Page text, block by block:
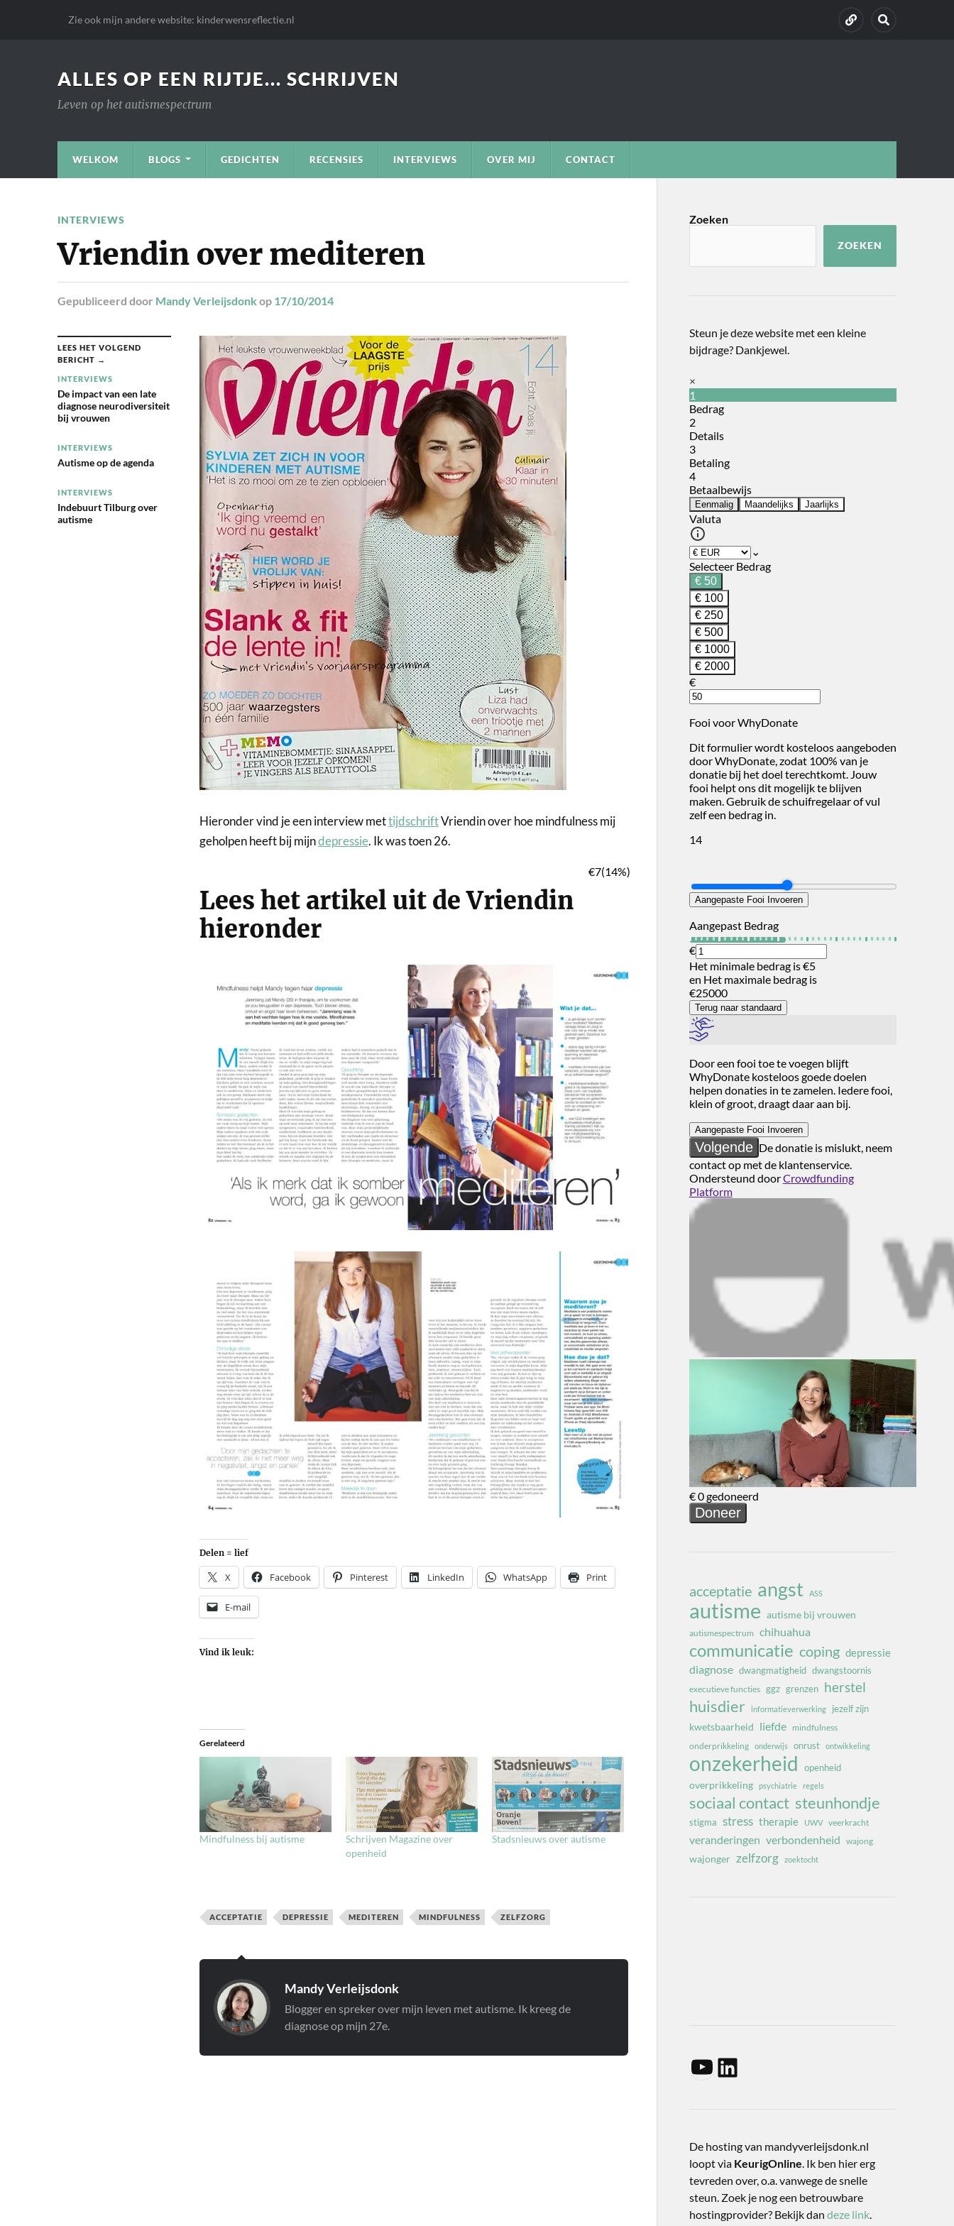
Zie ook mijn andere website: kinderwensreflectie.nl
ALLES OP EEN RIJTJE... SCHRIJVEN
Leven op het autismespectrum
WELKOM BLOGS GEDICHTEN RECENSIES INTERVIEWS OVER MIJ CONTACT
INTERVIEWS
Vriendin over mediteren
Gepubliceerd door Mandy Verleijsdonk op 17/10/2014
LEES HET VOLGEND
BERICHT →
INTERVIEWS
De impact van een late
diagnose neurodiversiteit
bij vrouwen
INTERVIEWS
Autisme op de agenda
INTERVIEWS
Indebuurt Tilburg over
autisme
Hieronder vind je een interview mettijdschriftVriendin over hoe mindfulness mij
geholpen heeft bij mijndepressie. Ik was toen 26.
Lees het artikel uit de Vriendin
hieronder
Delen = lief
X Facebook Pinterest LinkedIn WhatsApp Print
E-mail
Vind ik leuk:
Gerelateerd
Mindfulness bij autisme
Schrijven Magazine over
openheid
Stadsnieuws over autisme
ACCEPTATIE DEPRESSIE MEDITEREN MINDFULNESS ZELFZORG
Mandy Verleijsdonk
Blogger en spreker over mijn leven met autisme. Ik kreeg de
diagnose op mijn 27e.
Zoeken
ZOEKEN
Steun je deze website met een kleine
bijdrage? Dankjewel.
acceptatie angst ASS
autisme autisme bij vrouwen
autismespectrum chihuahua
communicatie coping depressie
diagnose dwangmatigheid dwangstoornis
executieve functies ggz grenzen herstel
huisdier informatieverwerking jezelf zijn
kwetsbaarheid liefde
mindfulness
onderprikkeling
onderwijs onrust ontwikkeling
onzekerheid openheid
overprikkeling psychiatrie regels
sociaal contact steunhondje
stigma stress therapie UWV veerkracht
veranderingen verbondenheid wajong
wajonger zelfzorg zoektocht
De hosting van mandyverleijsdonk.nl
loopt via KeurigOnline. Ik ben hier erg
tevreden over, o.a. vanwege de snelle
steun. Zoek je nog een betrouwbare
hostingprovider? Bekijk dan deze link.